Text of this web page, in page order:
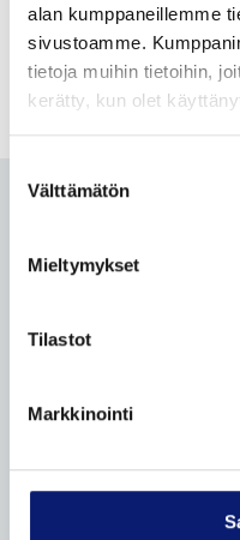
alan kumppaneillemme
sivustoamme.
tietoja muihin tietoihin,
kerätty, kun olet
valinta
Välttämätön
Mieltymykset
Tilastot
Markkinointi
UUDET VOLVOT